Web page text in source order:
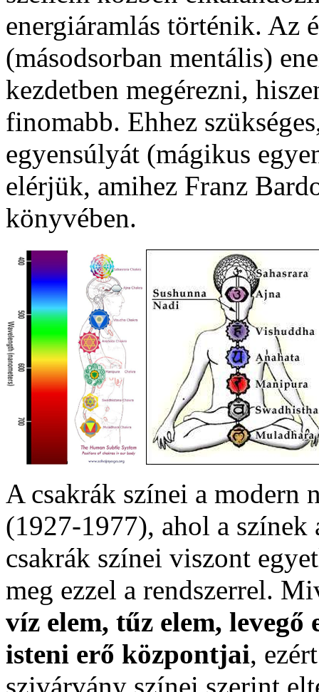
energiáramlás történik. Az
(másodsorban mentális)
kezdetben megérezni,
finomabb. Ehhez
egyensúlyát (mágikus
elérjük, amihez Franz
könyvében.
A csakrák színei a
(1927-1977), ahol a
csakrák színei viszont
meg ezzel a rendszerrel.
víz elem, tűz elem, levegő
isteni erő központjai,